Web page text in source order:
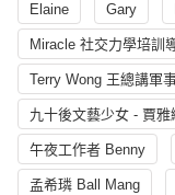
Elaine Gary
Miracle 社交力學培訓
Terry Wong 王總講軍
九十後文藝少女 - 賈雅
午夜工作者 Benny
孟希璘 Ball Mang